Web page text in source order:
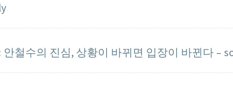
안철수의 진심, 상황이 바뀌면 입장이 바뀐다 –